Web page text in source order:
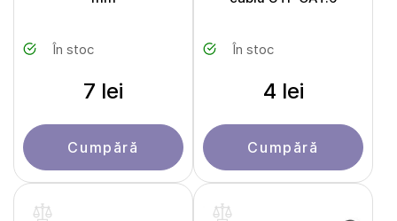
În stoc
7 lei
Cumpără
În stoc
4 lei
Cumpără